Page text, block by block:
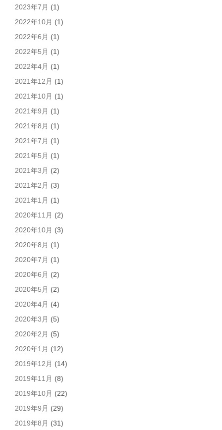
2023年7月 (1)
2022年10月 (1)
2022年6月 (1)
2022年5月 (1)
2022年4月 (1)
2021年12月 (1)
2021年10月 (1)
2021年9月 (1)
2021年8月 (1)
2021年7月 (1)
2021年5月 (1)
2021年3月 (2)
2021年2月 (3)
2021年1月 (1)
2020年11月 (2)
2020年10月 (3)
2020年8月 (1)
2020年7月 (1)
2020年6月 (2)
2020年5月 (2)
2020年4月 (4)
2020年3月 (5)
2020年2月 (5)
2020年1月 (12)
2019年12月 (14)
2019年11月 (8)
2019年10月 (22)
2019年9月 (29)
2019年8月 (31)